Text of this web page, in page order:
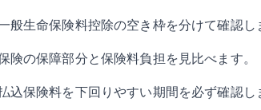
生命保険料控除の空き枠を分けて確認し
の保障部分と保険料負担を見比べます。
保険料を下回りやすい期間を必ず確認し